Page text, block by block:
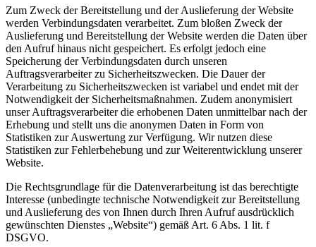
Zum Zweck der Bereitstellung und der Auslieferung der Website
werden Verbindungsdaten verarbeitet. Zum bloßen Zweck der
Auslieferung und Bereitstellung der Website werden die Daten über
den Aufruf hinaus nicht gespeichert. Es erfolgt jedoch eine
Speicherung der Verbindungsdaten durch unseren
Auftragsverarbeiter zu Sicherheitszwecken. Die Dauer der
Verarbeitung zu Sicherheitszwecken ist variabel und endet mit der
Notwendigkeit der Sicherheitsmaßnahmen. Zudem anonymisiert
unser Auftragsverarbeiter die erhobenen Daten unmittelbar nach der
Erhebung und stellt uns die anonymen Daten in Form von
Statistiken zur Auswertung zur Verfügung. Wir nutzen diese
Statistiken zur Fehlerbehebung und zur Weiterentwicklung unserer
Website.
Die Rechtsgrundlage für die Datenverarbeitung ist das berechtigte
Interesse (unbedingte technische Notwendigkeit zur Bereitstellung
und Auslieferung des von Ihnen durch Ihren Aufruf ausdrücklich
gewünschten Dienstes „Website“) gemäß Art. 6 Abs. 1 lit. f
DSGVO.